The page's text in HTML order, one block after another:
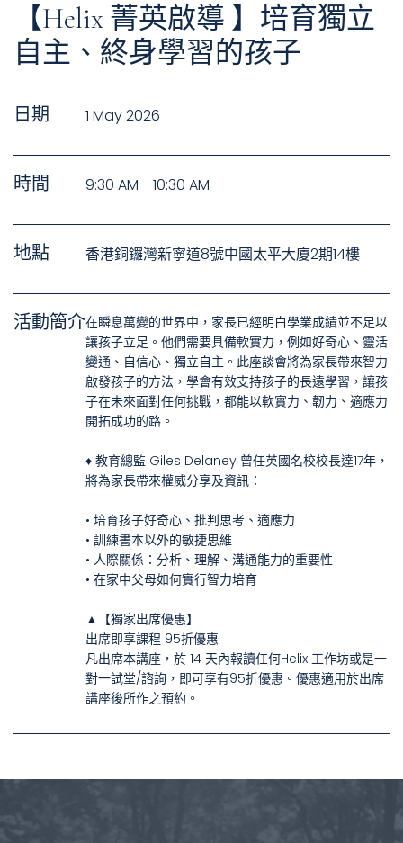
【Helix 菁英啟導 】培育獨立
自主、終身學習的孩子
日期 1 May 2026
時間 9:30 AM - 10:30 AM
地點 香港銅鑼灣新寧道8號中國太平大廈2期14樓
活動簡介在瞬息萬變的世界中，家長已經明白學業成績並不足以
讓孩子立足。他們需要具備軟實力，例如好奇心、靈活
變通、自信心、獨立自主。此座談會將為家長帶來智力
啟發孩子的方法，學會有效支持孩子的長遠學習，讓孩
子在未來面對任何挑戰，都能以軟實力、韌力、適應力
開拓成功的路。
♦ 教育總監 Giles Delaney 曾任英國名校校長達17年，
將為家長帶來權威分享及資訊：
• 培育孩子好奇心、批判思考、適應力
• 訓練書本以外的敏捷思維
• 人際關係：分析、理解、溝通能力的重要性
• 在家中父母如何實行智力培育
▲【獨家出席優惠】
出席即享課程 95折優惠
凡出席本講座，於 14 天內報讀任何Helix 工作坊或是一
對一試堂/諮詢，即可享有95折優惠。優惠適用於出席
講座後所作之預約。